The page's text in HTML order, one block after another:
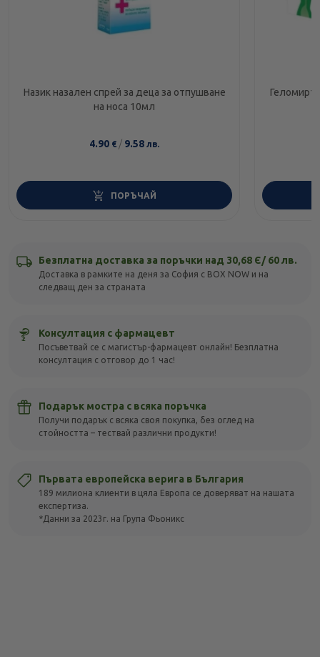
Назик назален спрей за деца за отпушване
на носа 10мл
4.90 € / 9.58 лв.
ПОРЪЧАЙ
Безплатна доставка за поръчки над 30,68 Є/ 60 лв.
Доставка в рамките на деня за София с BOX NOW и на
следващ ден за страната
Консултация с фармацевт
Посъветвай се с магистър-фармацевт онлайн! Безплатна
консултация с отговор до 1 час!
Подарък мостра с всяка поръчка
Получи подарък с всяка своя покупка, без оглед на
стойността – тествай различни продукти!
Първата европейска верига в България
189 милиона клиенти в цяла Европа се доверяват на нашата
експертиза.
*Данни за 2023г. на Група Фьоникс